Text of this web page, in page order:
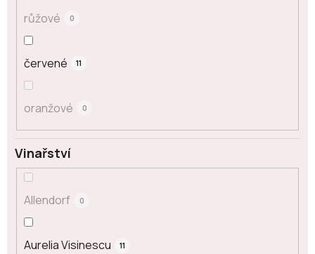
růžové 0
červené 11
oranžové 0
Vinařství
Allendorf 0
Aurelia Visinescu 11